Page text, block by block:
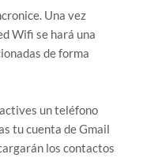
Una vez
Wifi se hará una
de forma
un teléfono
tu cuenta de Gmail
los contactos